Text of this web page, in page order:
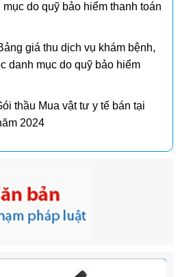
do quỹ bảo hiểm thanh toán
giá thu dịch vụ khám bệnh,
danh mục do quỹ bảo hiểm
thầu Mua vật tư y tế bán tại
2024